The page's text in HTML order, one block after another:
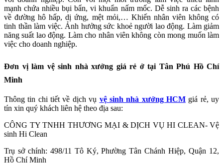
mạnh chứa nhiều bụi bẩn, vi khuẩn nấm mốc. Dễ sinh ra các bệnh
về đường hô hấp, dị ứng, mệt mỏi,… Khiến nhân viên không có
tinh thần làm việc. Ảnh hưởng sức khoẻ người lao động. Làm giảm
năng suất lao động. Làm cho nhân viên không còn mong muốn làm
việc cho doanh nghiệp.
Đơn vị làm vệ sinh nhà xưởng giá rẻ ở tại Tân Phú Hồ Chí
Minh
Thông tin chi tiết về dịch vụ vệ sinh nhà xưởng HCM giá rẻ, uy
tín xin quý khách liên hệ theo địa sau:
CÔNG TY TNHH THƯƠNG MẠI & DỊCH VỤ HI CLEAN- Vệ
sinh Hi Clean
Trụ sở chính: 498/11 Tô Ký, Phường Tân Chánh Hiệp, Quận 12,
Hồ Chí Minh